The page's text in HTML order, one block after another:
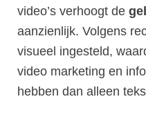
video’s verhoogt de
aanzienlijk. Volgens
visueel ingesteld,
video marketing en
hebben dan alleen